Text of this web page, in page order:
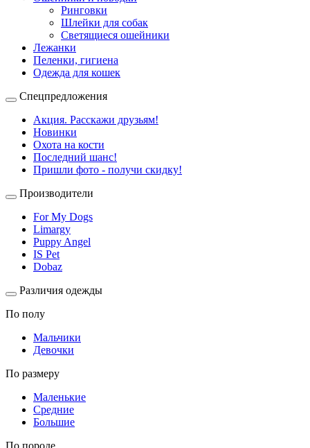
Ринговки
Шлейки для собак
Светящиеся ошейники
Лежанки
Пеленки, гигиена
Одежда для кошек
Спецпредложения
Акция. Расскажи друзьям!
Новинки
Охота на кости
Последний шанс!
Пришли фото - получи скидку!
Производители
For My Dogs
Limargy
Puppy Angel
IS Pet
Dobaz
Различия одежды
По полу
Мальчики
Девочки
По размеру
Маленькие
Средние
Большие